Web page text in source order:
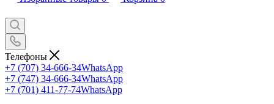
Телефоны
+7 (707) 34-666-34WhatsApp
+7 (747) 34-666-34WhatsApp
+7 (701) 411-77-74WhatsApp